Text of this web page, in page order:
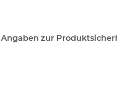
Angaben zur